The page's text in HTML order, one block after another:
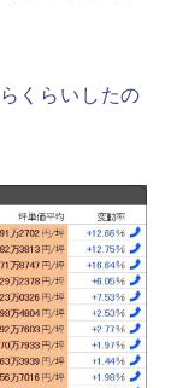
くらいしたの